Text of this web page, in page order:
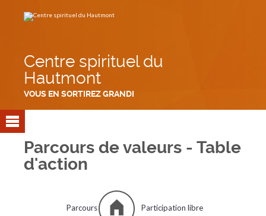
contenu.
Centre spirituel du
Hautmont
VOUS EN SORTIREZ GRANDI
Parcours de valeurs - Table
d'action
Parcours Participation libre